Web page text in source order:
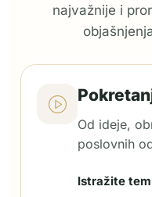
najvažnije i
Od ideje,
poslovnih
Istražite